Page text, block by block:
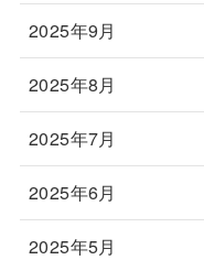
2025年9月
2025年8月
2025年7月
2025年6月
2025年5月